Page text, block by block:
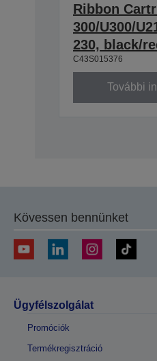
Ribbon
300/U300/
230, black/
C43S015376
További
Kövessen bennünket
Ügyfélszolgálat
Promóciók
Termékregisztráció